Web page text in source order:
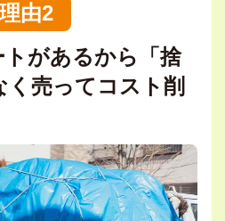
理由2
があるから「捨
売ってコスト削